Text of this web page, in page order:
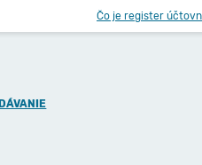
Čo je register